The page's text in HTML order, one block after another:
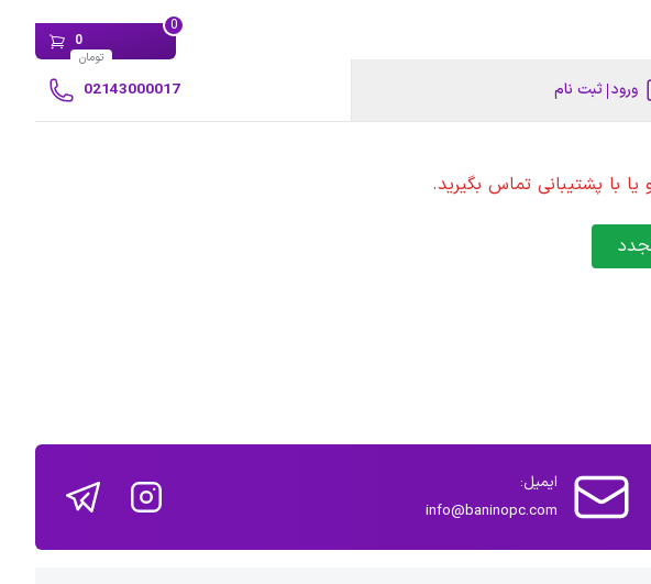
0
0
تومان
ورود ثبت نام 02143000017
با پشتیبانی تماس بگیرید.
ایمیل:
info@baninopc.com